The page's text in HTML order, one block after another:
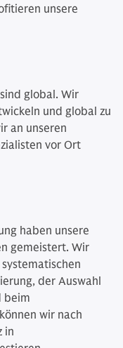
unsere
global. Wir
und global zu
an unseren
vor Ort
haben unsere
gemeistert. Wir
der Auswahl
beim
wir nach
in